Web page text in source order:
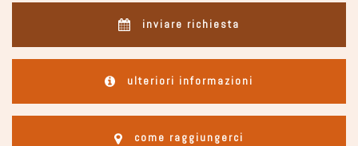
inviare richiesta
ulteriori informazioni
come raggiungerci